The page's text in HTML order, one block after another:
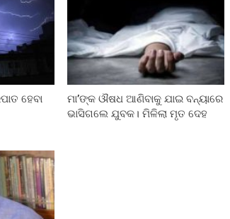
ହେବା
ମା’ଙ୍କ ଔଷଧ ଆଣିବାକୁ ଯାଇ ବନ୍ୟାରେ
ଭାସିଗଲେ ଯୁବକ। ମିଳିଲା ମୃତ ଦେହ